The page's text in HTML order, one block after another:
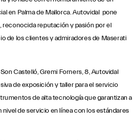
en Palma de Mallorca. Autovidal pone
reconocida reputación y pasión por el
de los clientes y admiradores de Maserati
Castelló, Gremi Forners, 8, Autovidal
de exposición y taller para el servicio
de alta tecnología que garantizan a
nivel de servicio en línea con los estándares